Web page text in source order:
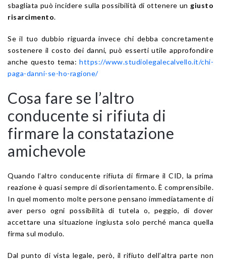
sbagliata può incidere sulla possibilità di ottenere un giusto
risarcimento.
Se il tuo dubbio riguarda invece chi debba concretamente
sostenere il costo dei danni, può esserti utile approfondire
anche questo tema: https://www.studiolegalecalvello.it/chi-
paga-danni-se-ho-ragione/
Cosa fare se l’altro
conducente si rifiuta di
firmare la constatazione
amichevole
Quando l’altro conducente rifiuta di firmare il CID, la prima
reazione è quasi sempre di disorientamento. È comprensibile.
In quel momento molte persone pensano immediatamente di
aver perso ogni possibilità di tutela o, peggio, di dover
accettare una situazione ingiusta solo perché manca quella
firma sul modulo.
Dal punto di vista legale, però, il rifiuto dell’altra parte non